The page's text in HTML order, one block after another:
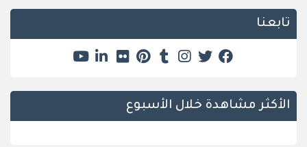
تابعنا
الأكثر مشاهدة خلال الأسبوع